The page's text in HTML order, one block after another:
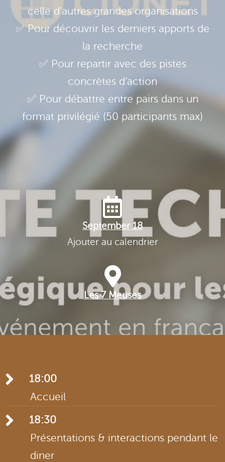
celle d'autres grandes organisations
✅ Pour découvrir les derniers apports de
la recherche
✅ Pour repartir avec des pistes
concrètes d’action
✅ Pour débattre entre pairs dans un
format privilégié (50 participants max)
September 18
Ajouter au calendrier
Les 7 Meuses
18:00
Accueil
partenaires.
18:30
Présentations & interactions pendant le
diner